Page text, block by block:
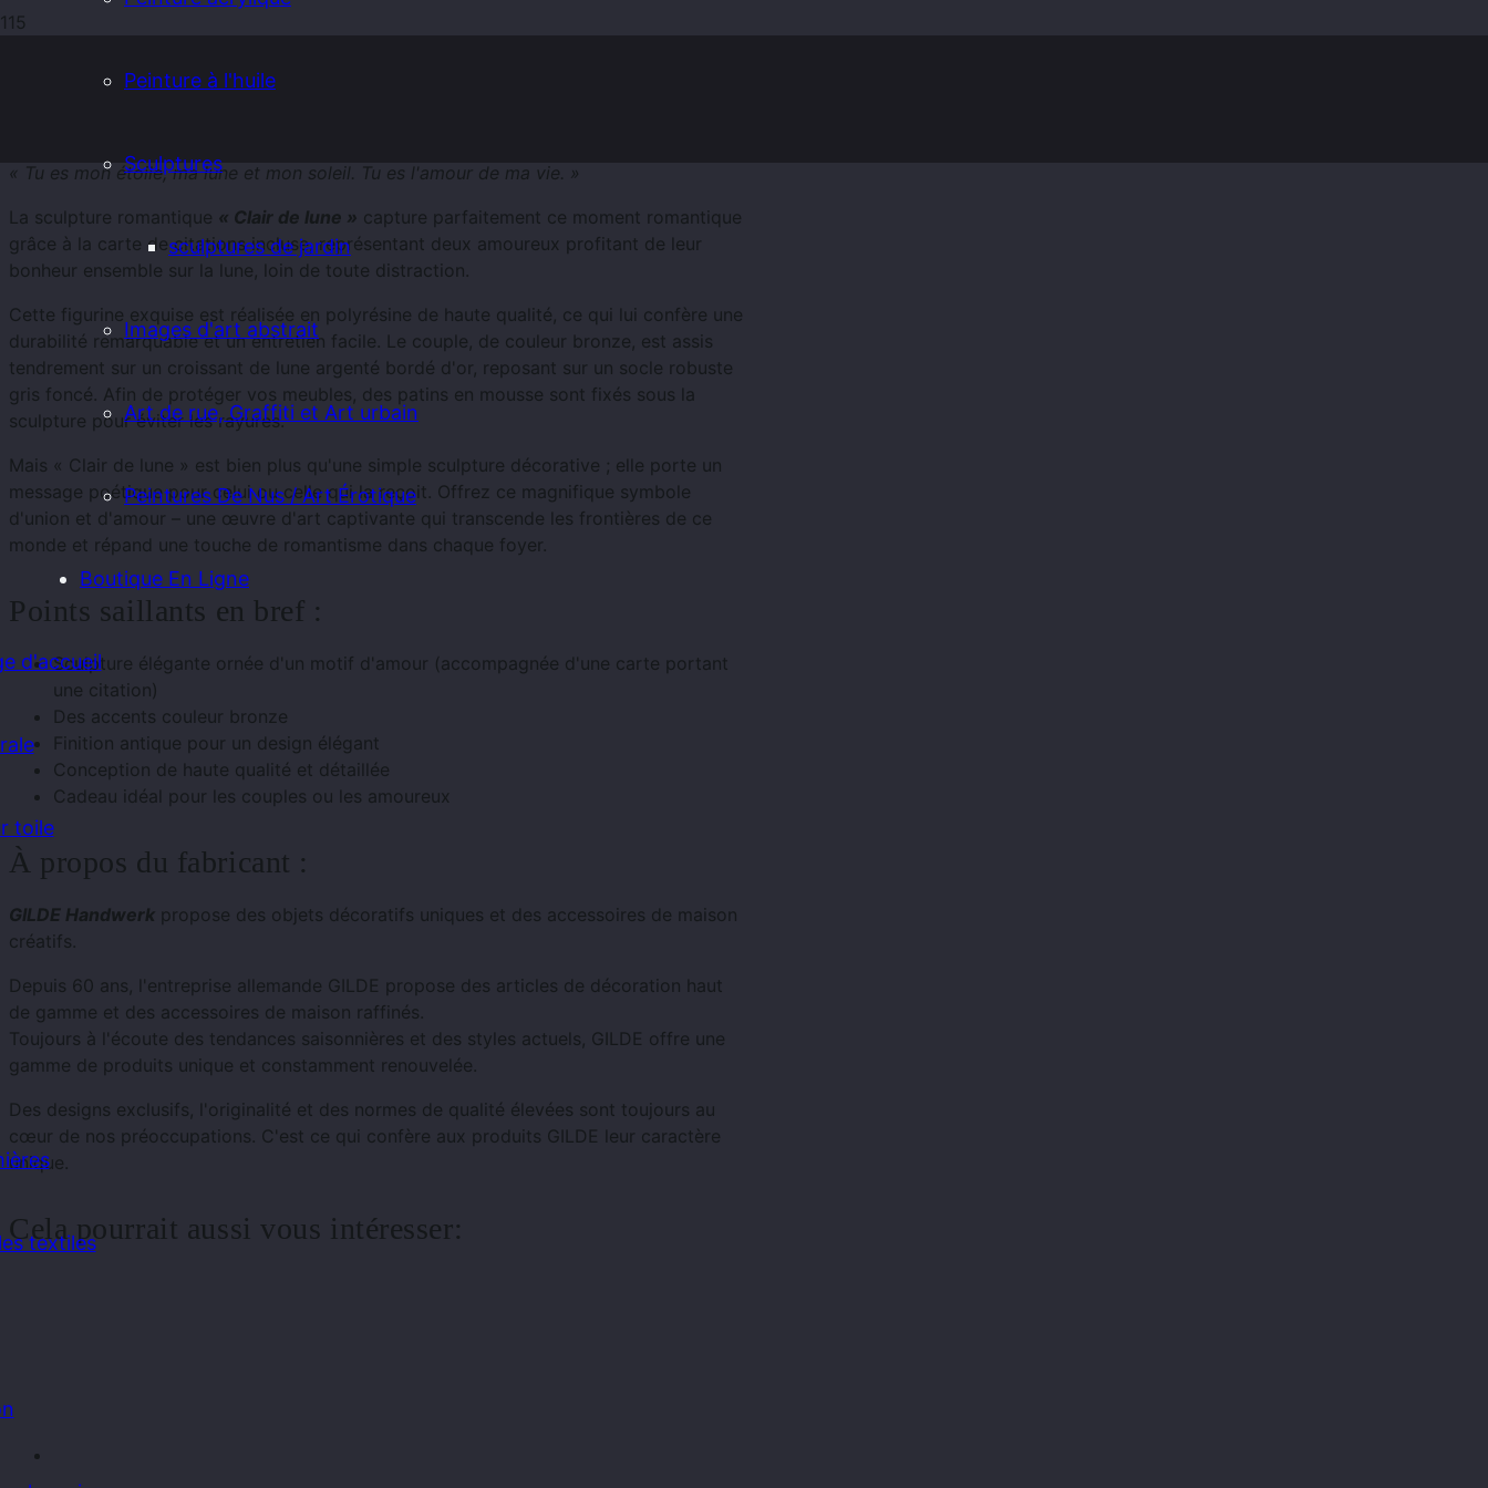
Peinture à l'huile
Sculptures
sculptures de jardin
Images d'art abstrait
Art de rue, Graffiti et Art urbain
Peintures De Nus / Art Érotique
Boutique En Ligne
d'accueil
toile
textiles
« Tu es mon étoile, ma lune et mon soleil. Tu es l'amour de ma vie. »
La sculpture romantique « Clair de lune » capture parfaitement ce moment romantique
grâce à la carte de citations incluse, représentant deux amoureux profitant de leur
bonheur ensemble sur la lune, loin de toute distraction.
Cette figurine exquise est réalisée en polyrésine de haute qualité, ce qui lui confère une
durabilité remarquable et un entretien facile. Le couple, de couleur bronze, est assis
tendrement sur un croissant de lune argenté bordé d'or, reposant sur un socle robuste
gris foncé. Afin de protéger vos meubles, des patins en mousse sont fixés sous la
sculpture pour éviter les rayures.
Mais « Clair de lune » est bien plus qu'une simple sculpture décorative ; elle porte un
message poétique pour celui ou celle qui la reçoit. Offrez ce magnifique symbole
d'union et d'amour – une œuvre d'art captivante qui transcende les frontières de ce
monde et répand une touche de romantisme dans chaque foyer.
Points saillants en bref :
Sculpture élégante ornée d'un motif d'amour (accompagnée d'une carte portant
une citation)
Des accents couleur bronze
Finition antique pour un design élégant
Conception de haute qualité et détaillée
Cadeau idéal pour les couples ou les amoureux
À propos du fabricant :
GILDE Handwerk propose des objets décoratifs uniques et des accessoires de maison
créatifs.
Depuis 60 ans, l'entreprise allemande GILDE propose des articles de décoration haut
de gamme et des accessoires de maison raffinés.
Toujours à l'écoute des tendances saisonnières et des styles actuels, GILDE offre une
gamme de produits unique et constamment renouvelée.
Des designs exclusifs, l'originalité et des normes de qualité élevées sont toujours au
cœur de nos préoccupations. C'est ce qui confère aux produits GILDE leur caractère
unique.
Cela pourrait aussi vous intéresser: